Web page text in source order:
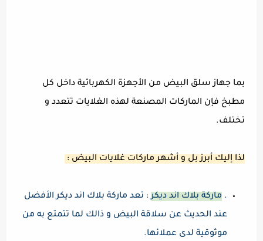
بما جهاز سلق البيض من الأجهزة الكهربائية داخل كل
مطبخ فإن الماركات المصنعة لهذه الغلايات تتعدد و
تختلف.
لذا إليك أبرز بل و أشهر ماركات غلايات البيض :
. ماركة بلاك اند ديكر: تعد ماركة بلاك اند ديكر الأفضل
عند الحديث عن سلاقة البيض و ذالك لما تتمتع به من
موثوقية لدى عملائها.